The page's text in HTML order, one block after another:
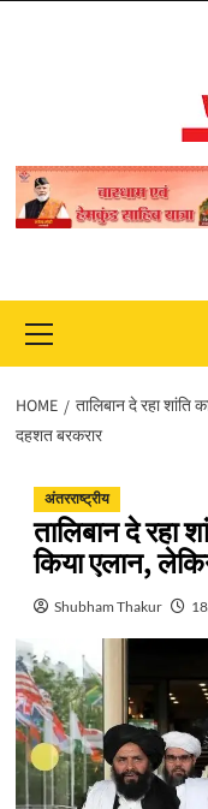
Menu
HOME
तालिबान दे रहा शांति
दहशत बरकरार
अंतरराष्ट्रीय
तालिबान दे रहा
किया एलान,
Shubham Thakur